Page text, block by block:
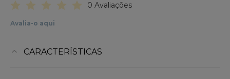
0 Avaliações
Avalia-o aqui
CARACTERÍSTICAS